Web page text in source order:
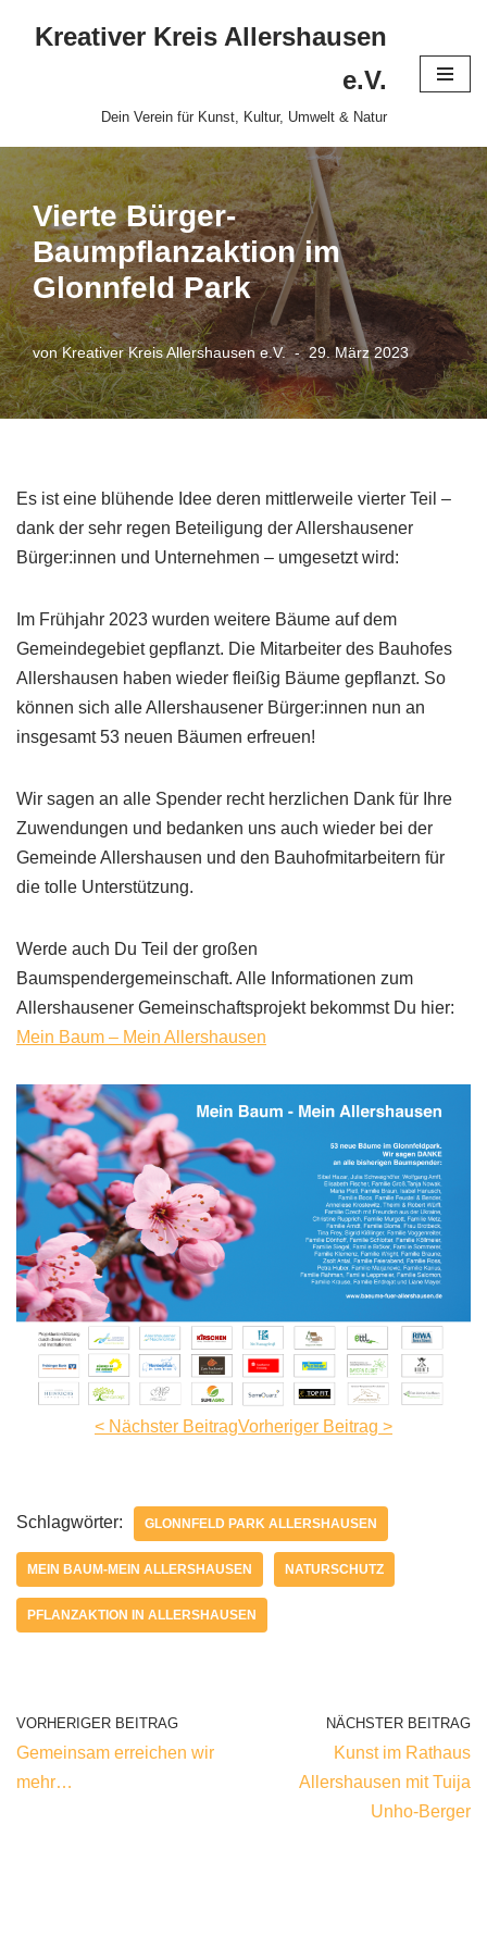
Kreativer Kreis Allershausen
e.V.
Dein Verein für Kunst, Kultur, Umwelt & Natur
Vierte Bürger-
Baumpflanzaktion im
Glonnfeld Park
vonKreativer Kreis Allershausen e.V. 29. März 2023
Es ist eine blühende Idee deren mittlerweile vierter Teil –
dank der sehr regen Beteiligung der Allershausener
Bürger:innen und Unternehmen – umgesetzt wird:
Im Frühjahr 2023 wurden weitere Bäume auf dem
Gemeindegebiet gepflanzt. Die Mitarbeiter des Bauhofes
Allershausen haben wieder fleißig Bäume gepflanzt. So
können sich alle Allershausener Bürger:innen nun an
insgesamt 53 neuen Bäumen erfreuen!
Wir sagen an alle Spender recht herzlichen Dank für Ihre
Zuwendungen und bedanken uns auch wieder bei der
Gemeinde Allershausen und den Bauhofmitarbeitern für
die tolle Unterstützung.
Werde auch Du Teil der großen
Baumspendergemeinschaft. Alle Informationen zum
Allershausener Gemeinschaftsprojekt bekommst Du hier:
Mein Baum – Mein Allershausen
< Nächster BeitragVorheriger Beitrag >
Schlagwörter: GLONNFELD PARK ALLERSHAUSEN
MEIN BAUM-MEIN ALLERSHAUSEN NATURSCHUTZ
PFLANZAKTION IN ALLERSHAUSEN
VORHERIGER BEITRAG
Gemeinsam erreichen wir
mehr…
NÄCHSTER BEITRAG
Kunst im Rathaus
Allershausen mit Tuija
Unho-Berger